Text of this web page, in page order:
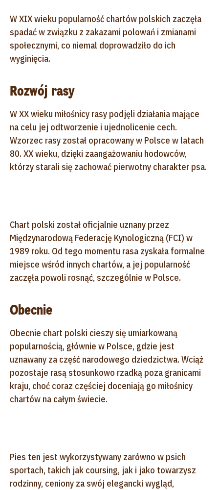
W XIX wieku popularność chartów polskich zaczęła
spadać w związku z zakazami polowań i zmianami
społecznymi, co niemal doprowadziło do ich
wyginięcia.
Rozwój rasy
W XX wieku miłośnicy rasy podjęli działania mające
na celu jej odtworzenie i ujednolicenie cech.
Wzorzec rasy został opracowany w Polsce w latach
80. XX wieku, dzięki zaangażowaniu hodowców,
którzy starali się zachować pierwotny charakter psa.
Chart polski został oficjalnie uznany przez
Międzynarodową Federację Kynologiczną (FCI) w
1989 roku. Od tego momentu rasa zyskała formalne
miejsce wśród innych chartów, a jej popularność
zaczęła powoli rosnąć, szczególnie w Polsce.
Obecnie
Obecnie chart polski cieszy się umiarkowaną
popularnością, głównie w Polsce, gdzie jest
uznawany za część narodowego dziedzictwa. Wciąż
pozostaje rasą stosunkowo rzadką poza granicami
kraju, choć coraz częściej doceniają go miłośnicy
chartów na całym świecie.
Pies ten jest wykorzystywany zarówno w psich
sportach, takich jak coursing, jak i jako towarzysz
rodzinny, ceniony za swój elegancki wygląd,